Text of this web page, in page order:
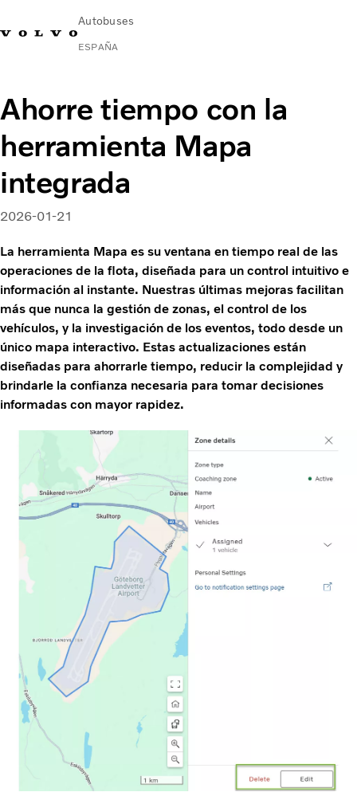
Autobuses
ESPAÑA
Autobuses urbanos e interurbanos
Autocares
Servicios
Por qué Volvo
Noticias
Ahorre tiempo con la
herramienta Mapa
integrada
2026-01-21
La herramienta Mapa es su ventana en tiempo real de las
operaciones de la flota, diseñada para un control intuitivo e
información al instante. Nuestras últimas mejoras facilitan
más que nunca la gestión de zonas, el control de los
vehículos, y la investigación de los eventos, todo desde un
único mapa interactivo. Estas actualizaciones están
diseñadas para ahorrarle tiempo, reducir la complejidad y
brindarle la confianza necesaria para tomar decisiones
informadas con mayor rapidez.